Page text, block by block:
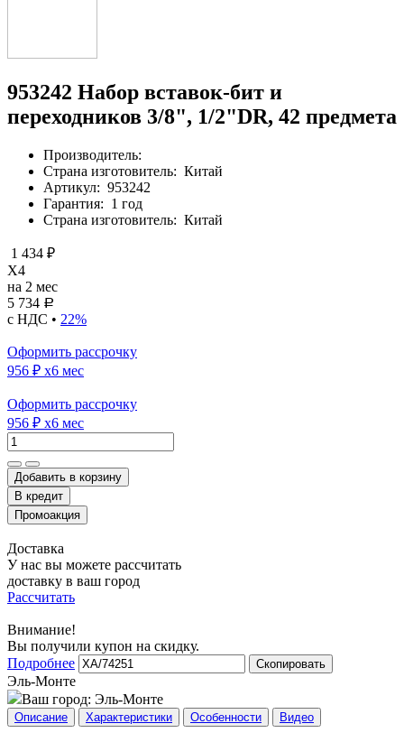
953242 Набор вставок-бит и
переходников 3/8", 1/2"DR, 42 предмета
Производитель:
Страна изготовитель: Китай
Артикул: 953242
Гарантия: 1 год
Страна изготовитель: Китай
1 434 ₽
X4
на 2 мес
5 734 Р
с НДС • 22%
Оформить рассрочку
956 ₽ x6 мес
Оформить рассрочку
956 ₽ x6 мес
Добавить в корзину
Доставка
У нас вы можете рассчитать
доставку в ваш город
Рассчитать
Внимание!
Вы получили купон на скидку.
Подробнее
Скопировать
Эль-Монте
Ваш город: Эль-Монте
Описание Характеристики Особенности Видео